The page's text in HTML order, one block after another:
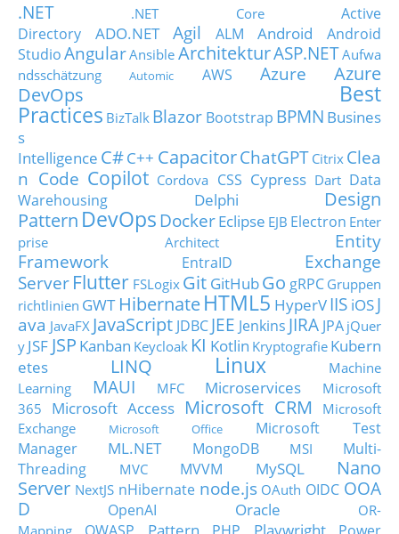
.NET .NET Core
Active
Directory
ADO.NET Agil ALM Android
Android
StudioAngularAnsible ArchitekturASP.NETAufwa
ndsschätzung
Automic AWS Azure
Azure
DevOps
Best
Practices BizTalk Blazor Bootstrap BPMN Busines
s
Intelligence C#C++ CapacitorChatGPT Citrix Clea
n Code Copilot Cordova CSS Cypress Dart Data
Warehousing
Delphi
Design
Pattern DevOps DockerEclipse EJB Electron Enter
prise Architect
Entity
Framework
EntraID
Exchange
Server Flutter FSLogix Git GitHubGo gRPC Gruppen
richtlinien GWT HibernateHTML5 HyperVIIS iOSJ
ava JavaFX JavaScript JDBC JEE Jenkins JIRA JPA jQuer
y JSF JSP Kanban Keycloak KI Kotlin Kryptografie Kubern
etes
LINQ Linux
Machine
Learning
MAUI MFC Microservices
Microsoft
365
Microsoft Access Microsoft CRM
Microsoft
Exchange
Microsoft Office
Microsoft Test
Manager
ML.NET MongoDB MSI
Multi-
Threading
MVC MVVM MySQL
Nano
Server NextJS nHibernate node.js OAuth OIDC OOA
D
OpenAI Oracle
OR-